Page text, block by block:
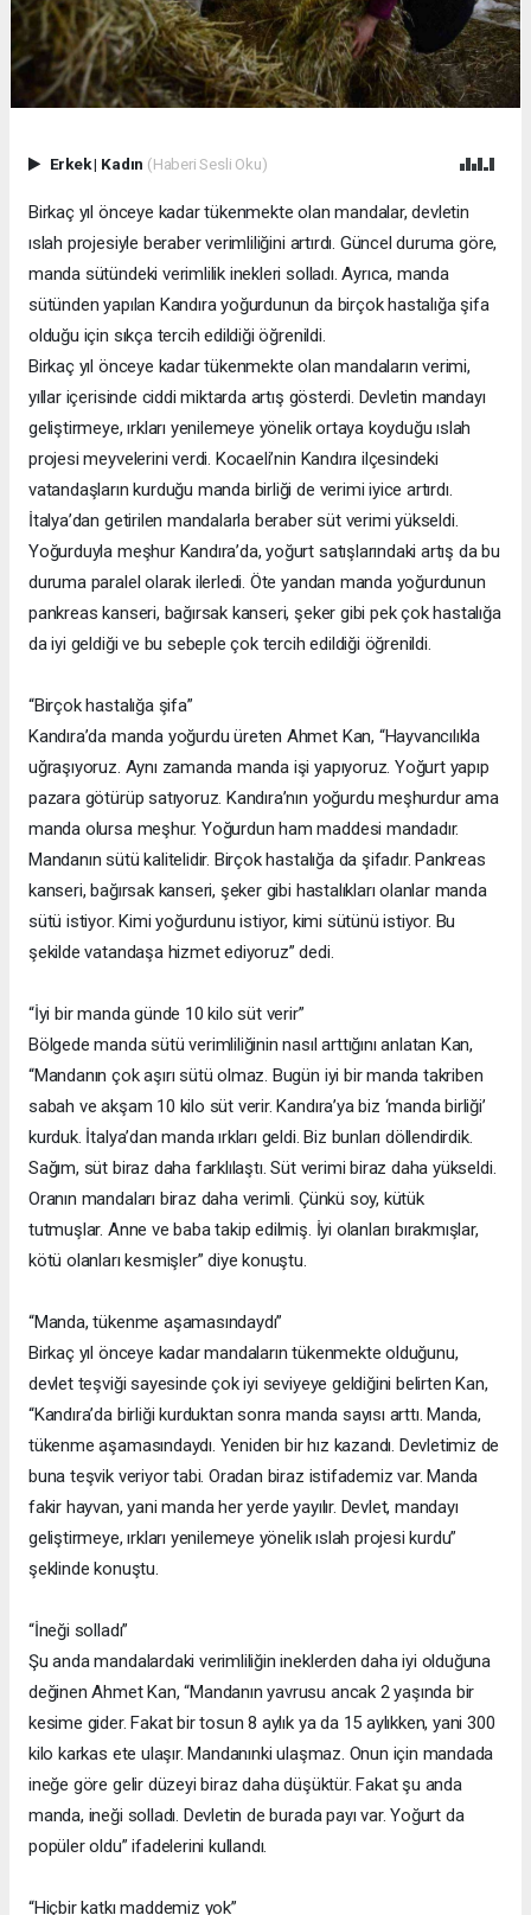
Erkek| Kadın (Haberi Sesli Oku)
Birkaç yıl önceye kadar tükenmekte olan mandalar, devletin
ıslah projesiyle beraber verimliliğini artırdı. Güncel duruma göre,
manda sütündeki verimlilik inekleri solladı. Ayrıca, manda
sütünden yapılan Kandıra yoğurdunun da birçok hastalığa şifa
olduğu için sıkça tercih edildiği öğrenildi.
Birkaç yıl önceye kadar tükenmekte olan mandaların verimi,
yıllar içerisinde ciddi miktarda artış gösterdi. Devletin mandayı
geliştirmeye, ırkları yenilemeye yönelik ortaya koyduğu ıslah
projesi meyvelerini verdi. Kocaeli’nin Kandıra ilçesindeki
vatandaşların kurduğu manda birliği de verimi iyice artırdı.
İtalya’dan getirilen mandalarla beraber süt verimi yükseldi.
Yoğurduyla meşhur Kandıra’da, yoğurt satışlarındaki artış da bu
duruma paralel olarak ilerledi. Öte yandan manda yoğurdunun
pankreas kanseri, bağırsak kanseri, şeker gibi pek çok hastalığa
da iyi geldiği ve bu sebeple çok tercih edildiği öğrenildi.
“Birçok hastalığa şifa”
Kandıra’da manda yoğurdu üreten Ahmet Kan, “Hayvancılıkla
uğraşıyoruz. Aynı zamanda manda işi yapıyoruz. Yoğurt yapıp
pazara götürüp satıyoruz. Kandıra’nın yoğurdu meşhurdur ama
manda olursa meşhur. Yoğurdun ham maddesi mandadır.
Mandanın sütü kalitelidir. Birçok hastalığa da şifadır. Pankreas
kanseri, bağırsak kanseri, şeker gibi hastalıkları olanlar manda
sütü istiyor. Kimi yoğurdunu istiyor, kimi sütünü istiyor. Bu
şekilde vatandaşa hizmet ediyoruz” dedi.
“İyi bir manda günde 10 kilo süt verir”
Bölgede manda sütü verimliliğinin nasıl arttığını anlatan Kan,
“Mandanın çok aşırı sütü olmaz. Bugün iyi bir manda takriben
sabah ve akşam 10 kilo süt verir. Kandıra’ya biz ‘manda birliği’
kurduk. İtalya’dan manda ırkları geldi. Biz bunları döllendirdik.
Sağım, süt biraz daha farklılaştı. Süt verimi biraz daha yükseldi.
Oranın mandaları biraz daha verimli. Çünkü soy, kütük
tutmuşlar. Anne ve baba takip edilmiş. İyi olanları bırakmışlar,
kötü olanları kesmişler” diye konuştu.
“Manda, tükenme aşamasındaydı”
Birkaç yıl önceye kadar mandaların tükenmekte olduğunu,
devlet teşviği sayesinde çok iyi seviyeye geldiğini belirten Kan,
“Kandıra’da birliği kurduktan sonra manda sayısı arttı. Manda,
tükenme aşamasındaydı. Yeniden bir hız kazandı. Devletimiz de
buna teşvik veriyor tabi. Oradan biraz istifademiz var. Manda
fakir hayvan, yani manda her yerde yayılır. Devlet, mandayı
geliştirmeye, ırkları yenilemeye yönelik ıslah projesi kurdu”
şeklinde konuştu.
“İneği solladı”
Şu anda mandalardaki verimliliğin ineklerden daha iyi olduğuna
değinen Ahmet Kan, “Mandanın yavrusu ancak 2 yaşında bir
kesime gider. Fakat bir tosun 8 aylık ya da 15 aylıkken, yani 300
kilo karkas ete ulaşır. Mandanınki ulaşmaz. Onun için mandada
ineğe göre gelir düzeyi biraz daha düşüktür. Fakat şu anda
manda, ineği solladı. Devletin de burada payı var. Yoğurt da
popüler oldu” ifadelerini kullandı.
“Hiçbir katkı maddemiz yok”